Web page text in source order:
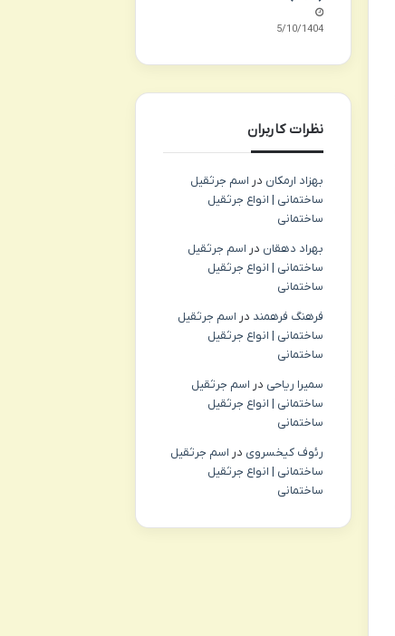
15/10/1404
نظرات کاربران
بهزاد ارمکان در اسم جرثقیل
ساختمانی | انواع جرثقیل
ساختمانی
بهراد دهقان در اسم جرثقیل
ساختمانی | انواع جرثقیل
ساختمانی
فرهنگ فرهمند در اسم جرثقیل
ساختمانی | انواع جرثقیل
ساختمانی
سمیرا ریاحی در اسم جرثقیل
ساختمانی | انواع جرثقیل
ساختمانی
رئوف کیخسروی در اسم جرثقیل
ساختمانی | انواع جرثقیل
ساختمانی